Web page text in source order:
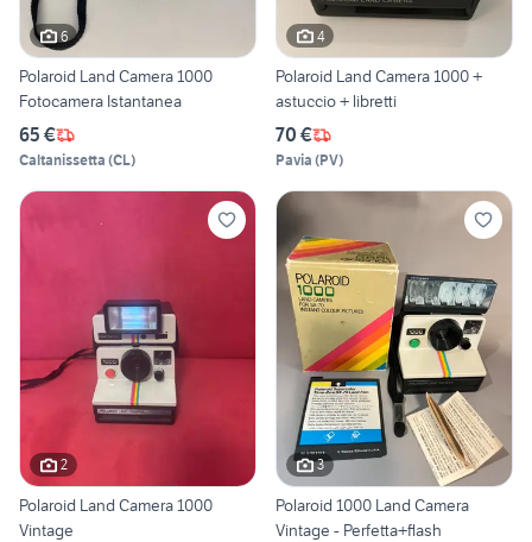
6
Polaroid Land Camera 1000
Fotocamera Istantanea
65 €
Caltanissetta (CL)
4
Polaroid Land Camera 1000 +
astuccio + libretti
70 €
Pavia (PV)
2
Polaroid Land Camera 1000
Vintage
3
Polaroid 1000 Land Camera
Vintage - Perfetta+flash